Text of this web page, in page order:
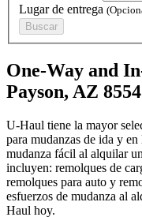
Lugar de entrega
Buscar
One-Way and
Payson, AZ
U-Haul tiene la mayor
para mudanzas de ida y en
mudanza fácil al alquilar
incluyen: remolques de
remolques para auto y
esfuerzos de mudanza al
Haul hoy.